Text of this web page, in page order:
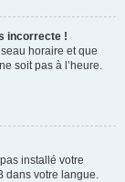
incorrecte !
horaire et que
soit pas à l’heure.
installé votre
dans votre langue.